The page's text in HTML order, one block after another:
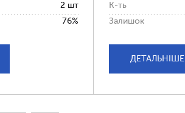
2 шт
76%
К-ть
Залишок
ДЕТАЛЬНІШЕ